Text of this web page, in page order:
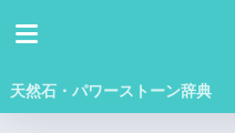
天然石・パワーストーン辞典